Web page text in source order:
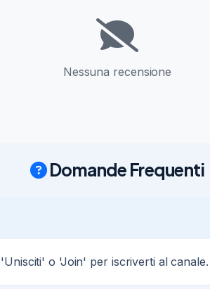
Nessuna recensione
Domande Frequenti
o 'Join' per iscriverti al canale.